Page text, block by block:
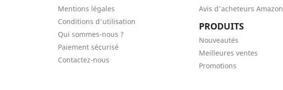
Mentions légales
Conditions d'utilisation
Qui sommes-nous ?
Paiement sécurisé
Contactez-nous
Avis d'acheteurs Amazon
PRODUITS
Nouveautés
Meilleures ventes
Promotions